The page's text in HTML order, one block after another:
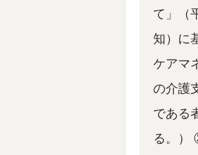
て」（
知）に
ケアマ
の介護
である
る。）